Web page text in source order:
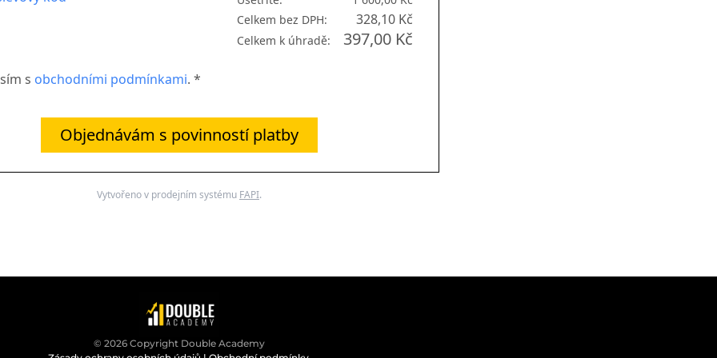
Celkem bez DPH:
328,10 Kč
Celkem k úhradě: 397,00 Kč
s obchodními podmínkami. *
Objednávám s povinností platby
Vytvořeno v prodejním systému FAPI.
© 2026 Copyright Double Academy